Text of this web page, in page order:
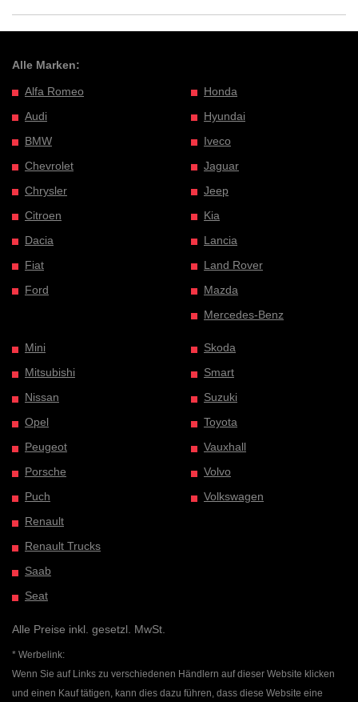
Alle Marken:
Alfa Romeo
Audi
BMW
Chevrolet
Chrysler
Citroen
Dacia
Fiat
Ford
Honda
Hyundai
Iveco
Jaguar
Jeep
Kia
Lancia
Land Rover
Mazda
Mercedes-Benz
Mini
Mitsubishi
Nissan
Opel
Peugeot
Porsche
Puch
Renault
Renault Trucks
Saab
Seat
Skoda
Smart
Suzuki
Toyota
Vauxhall
Volvo
Volkswagen
Alle Preise inkl. gesetzl. MwSt.
* Werbelink:
Wenn Sie auf Links zu verschiedenen Händlern auf dieser Website klicken
und einen Kauf tätigen, kann dies dazu führen, dass diese Website eine